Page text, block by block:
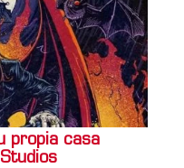
propia casa